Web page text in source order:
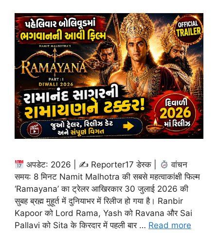
अपडेट: 2026 | ✍ Reporter17 डेस्क |
वांचन
समय: 8 मिनट Namit Malhotra की सबसे महत्वाकांक्षी फिल्म
‘Ramayana’ का ट्रेलर आखिरकार 30 जुलाई 2026 की
सुबह ब्रह्म मुहूर्त में दुनियाभर में रिलीज हो गया है। Ranbir
Kapoor को Lord Rama, Yash को Ravana और Sai
Pallavi को Sita के किरदार में पहली बार … Read more